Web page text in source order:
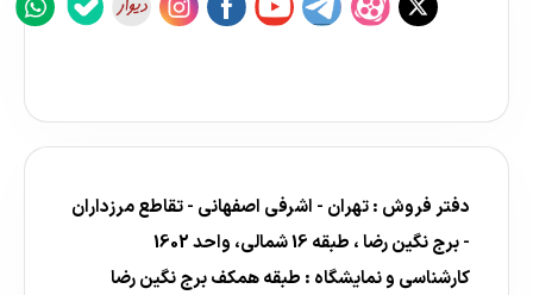
دفتر فروش : تهران - اشرفی اصفهانی - تقاطع مرزداران
- برج نگین رضا ، طبقه 16 شمالی، واحد 1602
کارشناسی و نمایشگاه : طبقه همکف برج نگین رضا